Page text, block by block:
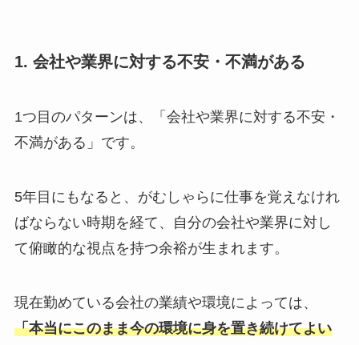
1. 会社や業界に対する不安・不満がある
1つ目のパターンは、「会社や業界に対する不安・
不満がある」です。
5年目にもなると、がむしゃらに仕事を覚えなけれ
ばならない時期を経て、自分の会社や業界に対し
て俯瞰的な視点を持つ余裕が生まれます。
現在勤めている会社の業績や環境によっては、
「本当にこのまま今の環境に身を置き続けてよい